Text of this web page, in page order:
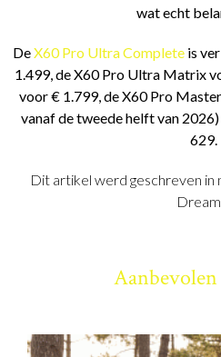
wat echt
DeX60 Pro Ultra Complete is
1.499, de X60 Pro Ultra Matrix
voor € 1.799, de X60 Pro
vanaf de tweede helft van
629.
Dit artikel werd geschreven in